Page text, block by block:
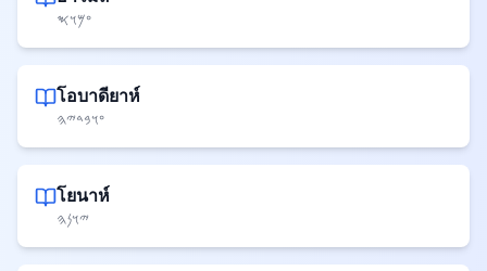
𐤏𐤌𐤅𐤎
โอบาดียาห์
𐤏𐤅𐤁𐤃𐤉𐤄
โยนาห์
𐤉𐤅𐤍𐤄